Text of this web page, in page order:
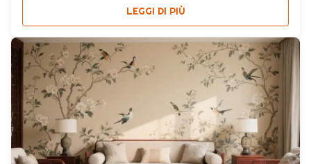
facilmente. Penetra vetro marrone, alcune buste e imballaggi
in ...
LEGGI DI PIÙ